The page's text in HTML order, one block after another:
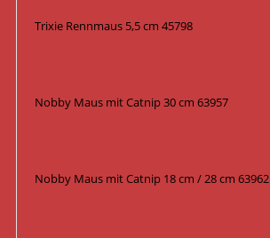
Trixie Rennmaus 5,5 cm 45798
Nobby Maus mit Catnip 30 cm 63957
Nobby Maus mit Catnip 18 cm / 28 cm 63962